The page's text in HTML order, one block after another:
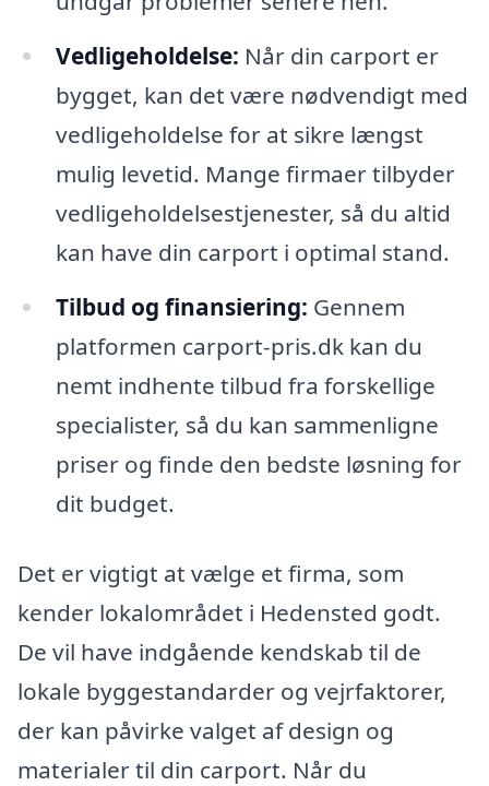
Vedligeholdelse: Når din carport er
bygget, kan det være nødvendigt med
vedligeholdelse for at sikre længst
mulig levetid. Mange firmaer tilbyder
vedligeholdelsestjenester, så du altid
kan have din carport i optimal stand.
Tilbud og finansiering: Gennem
platformen carport-pris.dk kan du
nemt indhente tilbud fra forskellige
specialister, så du kan sammenligne
priser og finde den bedste løsning for
dit budget.
Det er vigtigt at vælge et firma, som
kender lokalområdet i Hedensted godt.
De vil have indgående kendskab til de
lokale byggestandarder og vejrfaktorer,
der kan påvirke valget af design og
materialer til din carport. Når du